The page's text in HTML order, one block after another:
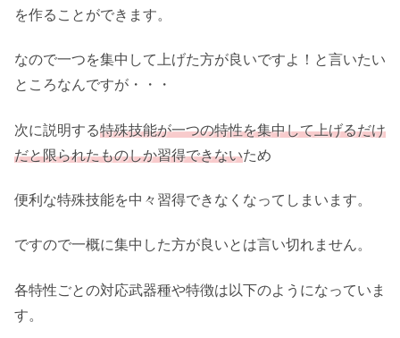
を作ることができます。
なので一つを集中して上げた方が良いですよ！と言いたい
ところなんですが・・・
次に説明する特殊技能が一つの特性を集中して上げるだけ
だと限られたものしか習得できないため
便利な特殊技能を中々習得できなくなってしまいます。
ですので一概に集中した方が良いとは言い切れません。
各特性ごとの対応武器種や特徴は以下のようになっていま
す。